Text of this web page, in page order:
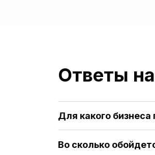
Ответы
Для какого
Во сколько